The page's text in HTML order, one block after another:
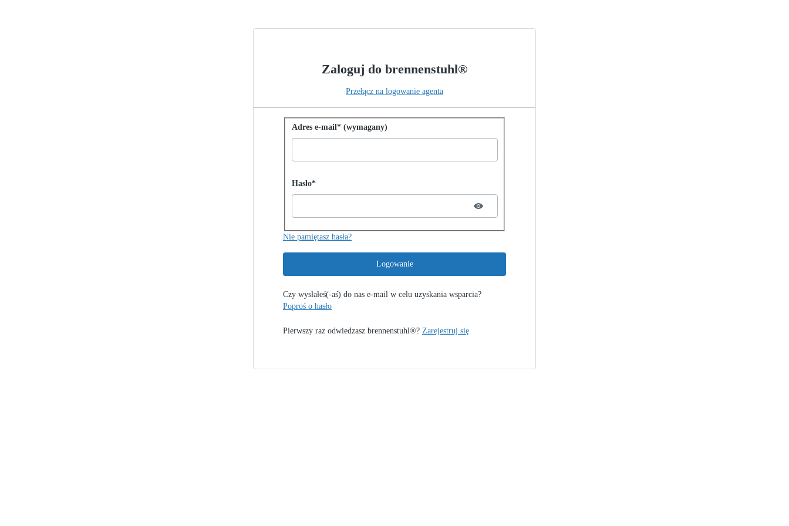
Zaloguj do brennenstuhl®
Przełącz na logowanie agenta
Zaloguj się przy użyciu hasła
Adres e-mail* (wymagany)
Password hidden
Hasło*
Nie pamiętasz hasła?
Logowanie
Czy wysłałeś(-aś) do nas e-mail w celu uzyskania wsparcia?
Poproś o hasło
Pierwszy raz odwiedzasz brennenstuhl®? Zarejestruj się